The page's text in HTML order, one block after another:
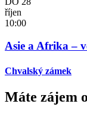
říjen
10:00
Asie a Afrika –
Chvalský zámek
Máte zájem